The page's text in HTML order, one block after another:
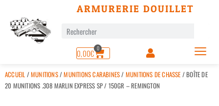
ARMURERIE DOUILLET
0,00€ 0
ACCUEIL /MUNITIONS/MUNITIONS CARABINES/ MUNITIONS DE CHASSE / BOÎTE DE
20 MUNITIONS .308 MARLIN EXPRESS SP / 150GR – REMINGTON